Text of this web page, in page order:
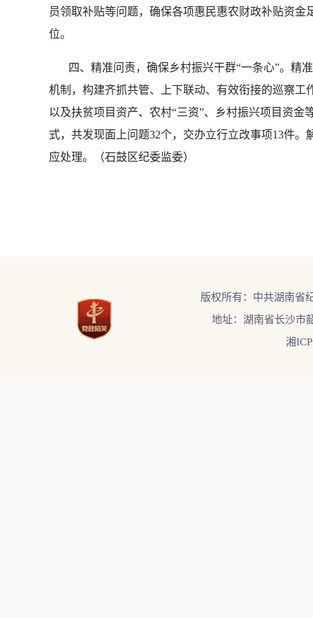
员领取补贴等问题，确保各项惠民惠农财政补贴资
位。
四、精准问责，确保乡村振兴干群“一条心”。精
机制，构建齐抓共管、上下联动、有效衔接的巡察
以及扶贫项目资产、农村“三资”、乡村振兴项目资
式，共发现面上问题32个，交办立行立改事项13件
应处理。（石鼓区纪委监委）
版权所有：中共湖南省
地址：湖南省长沙市
湘